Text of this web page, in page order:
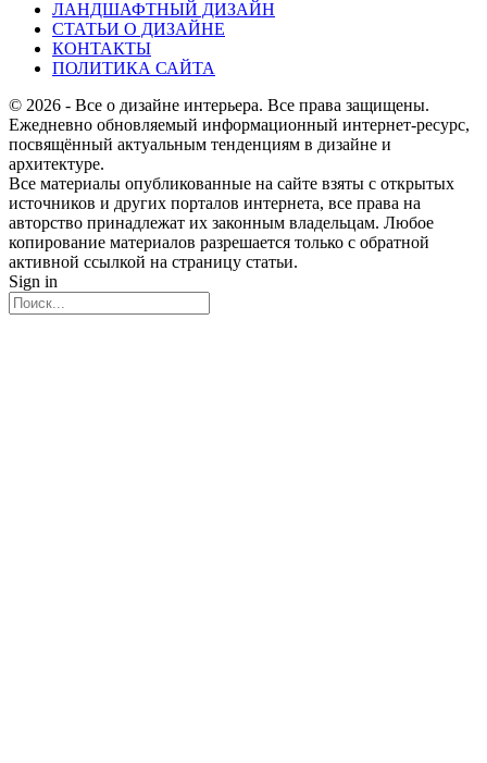
ЛАНДШАФТНЫЙ ДИЗАЙН
СТАТЬИ О ДИЗАЙНЕ
КОНТАКТЫ
ПОЛИТИКА САЙТА
© 2026 - Все о дизайне интерьера. Все права защищены.
Ежедневно обновляемый информационный интернет-ресурс,
посвящённый актуальным тенденциям в дизайне и
архитектуре.
Все материалы опубликованные на сайте взяты с открытых
источников и других порталов интернета, все права на
авторство принадлежат их законным владельцам. Любое
копирование материалов разрешается только с обратной
активной ссылкой на страницу статьи.
Sign in